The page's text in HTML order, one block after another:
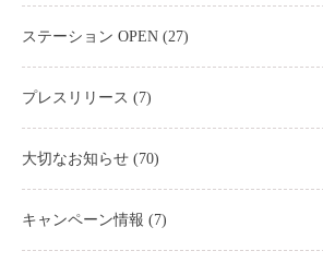
ステーション OPEN (27)
プレスリリース (7)
大切なお知らせ (70)
キャンペーン情報 (7)